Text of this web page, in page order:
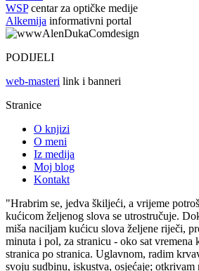
WSPcentar za optičke medije
Alkemija informativni portal
PODIJELI
web-masteri link i banneri
Stranice
O knjizi
O meni
Iz medija
Moj blog
Kontakt
"Hrabrim se, jedva škiljeći, a vrijeme
kućicom željenog slova se utrostručuje.
miša naciljam kućicu slova željene riječi,
minuta i pol, za stranicu - oko sat
stranica po stranica. Uglavnom, radim
svoju sudbinu, iskustva, osjećaje; otkrivam